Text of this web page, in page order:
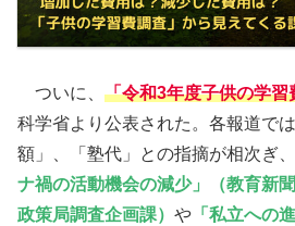
ついに、 「令和3年度子供の学習
科学省より公表された。各報道で
額」、「塾代」との指摘が相次ぎ
ナ禍の活動機会の減少」（教育新
政策局調査企画課） や 「私立への